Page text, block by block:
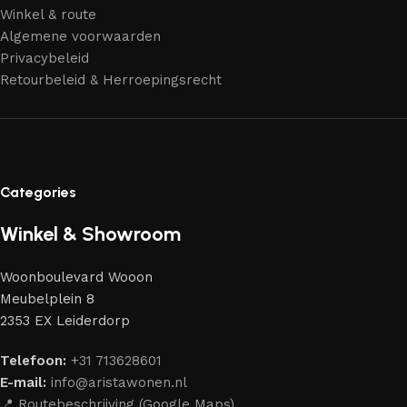
Winkel & route
Algemene voorwaarden
Privacybeleid
Retourbeleid & Herroepingsrecht
Categories
Winkel & Showroom
Woonboulevard Wooon
Meubelplein 8
2353 EX Leiderdorp
Telefoon: +31 713628601
E-mail: info@aristawonen.nl